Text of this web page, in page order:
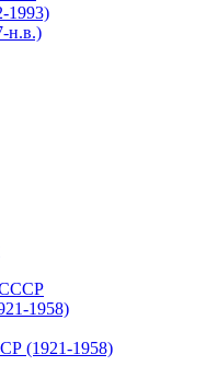
1993)
н.в.)
1958)
(1921-1958)